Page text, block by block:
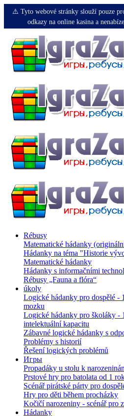
⚠️ Tyto webové stránky slouží pouze
odkazy na online kasina a
Rébusy
Matematické hádanky
Hádanky na téma "Historie
Matematické hádanky
Hádanky s informačními
Rébusy „Fauna a flóra“
úkoly
Logické hádanky pro dospělé -
mozku
Logické hádanky pro školáky -
intelektuální kapacitu
Zábavné logické hádanky s
Problémy s historií
Řešení logických problémů
Игры
Propadáky u stolu k
Prstové hry pro batolata od 1
Scénář pirátské párty pro
Hry pro děti během procházky
Kočičí narozeniny - scénář pro
Hádanky